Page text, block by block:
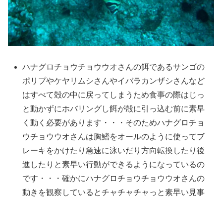
ハナグロチョウチョウウオさんの餌であるサンゴの
ポリプやケヤリムシさんやイバラカンザシさんなど
はすべて殻の中に戻ってしまうため食事の際はじっ
と動かずにホバリングし餌が殻に引っ込む前に素早
く動く必要があります・・・そのためハナグロチョ
ウチョウウオさんは胸鰭をオールのように使ってブ
レーキをかけたり急速に泳いだり方向転換したり後
進したりと素早い行動ができるようになっているの
です・・・確かにハナグロチョウチョウウオさんの
動きを観察しているとチャチャチャっと素早い見事